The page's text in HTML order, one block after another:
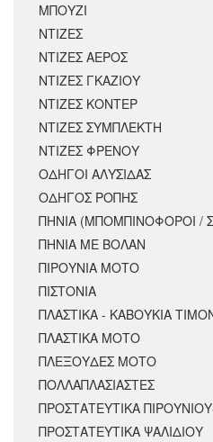
ΜΠΟΥΖΙ
ΝΤΙΖΕΣ
ΝΤΙΖΕΣ ΑΕΡΟΣ
ΝΤΙΖΕΣ ΓΚΑΖΙΟΥ
ΝΤΙΖΕΣ ΚΟΝΤΕΡ
ΝΤΙΖΕΣ ΣΥΜΠΛΕΚΤΗ
ΝΤΙΖΕΣ ΦΡΕΝΟΥ
ΟΔΗΓΟΙ ΑΛΥΣΙΔΑΣ
ΟΔΗΓΟΣ ΡΟΠΗΣ
ΠΗΝΙΑ (ΜΠΟΜΠΙΝΟΦΟΡΟΙ /
ΠΗΝΙΑ ΜΕ ΒΟΛΑΝ
ΠΙΡΟΥΝΙΑ ΜΟΤΟ
ΠΙΣΤΟΝΙΑ
ΠΛΑΣΤΙΚΑ - ΚΑΒΟΥΚΙΑ
ΠΛΑΣΤΙΚΑ ΜΟΤΟ
ΠΛΕΞΟΥΔΕΣ ΜΟΤΟ
ΠΟΛΛΑΠΛΑΣΙΑΣΤΕΣ
ΠΡΟΣΤΑΤΕΥΤΙΚΑ
ΠΡΟΣΤΑΤΕΥΤΙΚΑ ΨΑΛΙΔΙΟΥ